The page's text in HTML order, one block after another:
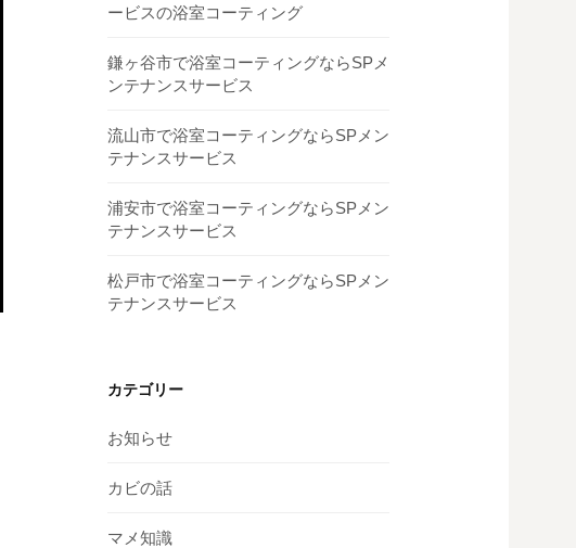
ービスの浴室コーティング
鎌ヶ谷市で浴室コーティングならSPメ
ンテナンスサービス
流山市で浴室コーティングならSPメン
テナンスサービス
浦安市で浴室コーティングならSPメン
テナンスサービス
松戸市で浴室コーティングならSPメン
テナンスサービス
カテゴリー
お知らせ
カビの話
マメ知識